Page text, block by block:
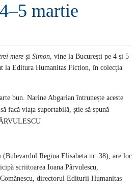
martie
mere și Simon, vine la București pe 4 și 5
la Editura Humanitas Fiction, în colecția
bun. Narine Abgarian întrunește aceste
facă viața suportabilă, știe să spună
(Bulevardul Regina Elisabeta nr. 38), are loc
scriitoarea Ioana Pârvulescu,
directorul Editurii Humanitas